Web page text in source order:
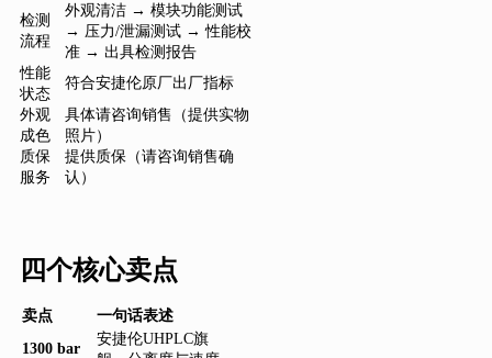
检测
流程
外观清洁 → 模块功能测试
→ 压力/泄漏测试 → 性能校
准 → 出具检测报告
性能
状态
符合安捷伦原厂出厂指标
外观
成色
具体请咨询销售（提供实物
照片）
质保
服务
提供质保（请咨询销售确
认）
四个核心卖点
卖点
一句话表述
1300 bar
安捷伦UHPLC旗